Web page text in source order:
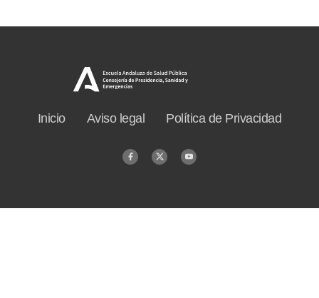
Inicio Aviso legal Política de Privacidad